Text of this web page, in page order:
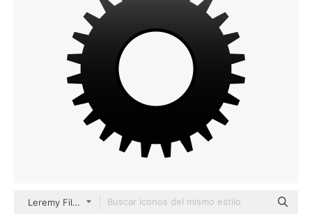
Leremy Filled Black